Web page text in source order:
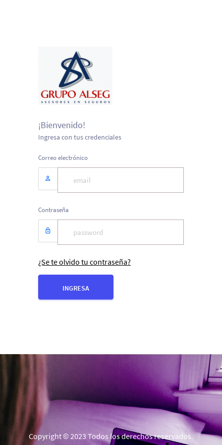
¡Bienvenido!
Ingresa con tus credenciales
Correo electrónico
Contraseña
¿Se te olvido tu contraseña?
INGRESA
Copyright © 2023 Todos los derechos reservados.